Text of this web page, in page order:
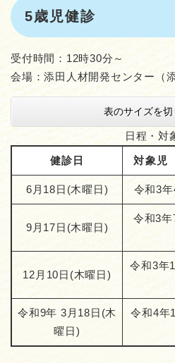
5歳児健診
受付時間：12時30分～
会場：添田人材開発センター（
表のサイズを切
日程・対
健診日 対象児
6月18日(木曜日) 令和3
9月17日(木曜日)
令和3年
12月10日(木曜日)
令和3年
令和9年 3月18日(木
曜日)
令和4年